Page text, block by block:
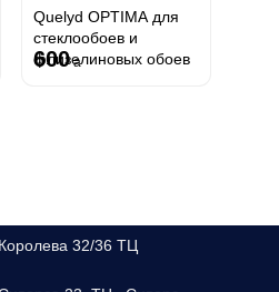
Quelyd OPTIMA для
стеклообоев и
флизелиновых обоев
600 a
32/36 ТЦ